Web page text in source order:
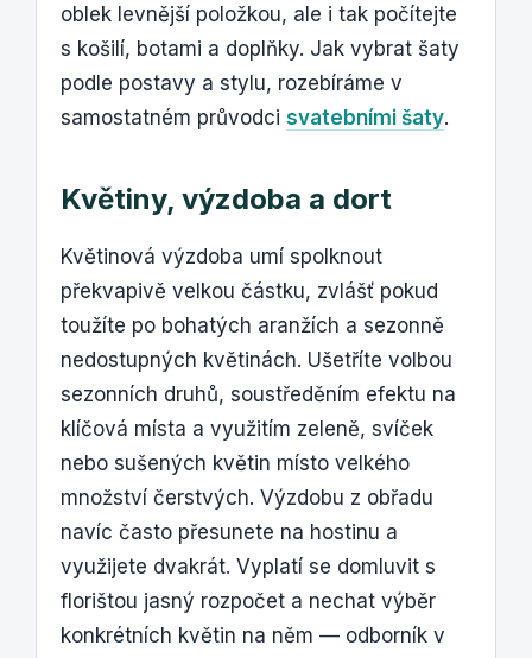
oblek levnější položkou, ale i tak počítejte
s košilí, botami a doplňky. Jak vybrat šaty
podle postavy a stylu, rozebíráme v
samostatném průvodci svatebními šaty.
Květiny, výzdoba a dort
Květinová výzdoba umí spolknout
překvapivě velkou částku, zvlášť pokud
toužíte po bohatých aranžích a sezonně
nedostupných květinách. Ušetříte volbou
sezonních druhů, soustředěním efektu na
klíčová místa a využitím zeleně, svíček
nebo sušených květin místo velkého
množství čerstvých. Výzdobu z obřadu
navíc často přesunete na hostinu a
využijete dvakrát. Vyplatí se domluvit s
florištou jasný rozpočet a nechat výběr
konkrétních květin na něm — odborník v